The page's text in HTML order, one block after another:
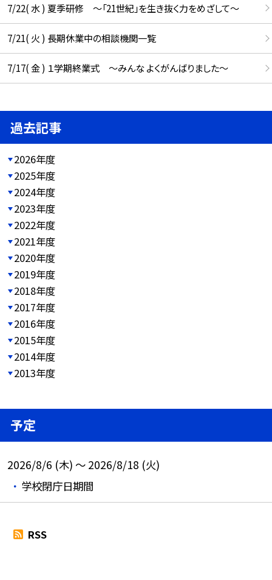
7/22( 水 ) 夏季研修 ～「21世紀」を生き抜く力をめざして～
7/21( 火 ) 長期休業中の相談機関一覧
7/17( 金 ) １学期終業式 ～みんな よくがんばりました～
過去記事
2026年度
2025年度
2024年度
2023年度
2022年度
2021年度
2020年度
2019年度
2018年度
2017年度
2016年度
2015年度
2014年度
2013年度
予定
2026/8/6 (木) ～ 2026/8/18 (火)
学校閉庁日期間
RSS